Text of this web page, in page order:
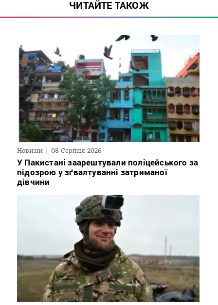
ЧИТАЙТЕ ТАКОЖ
Новини 08 Серпня 2026
У Пакистані заарештували поліцейського за
підозрою у зґвалтуванні затриманої
дівчини